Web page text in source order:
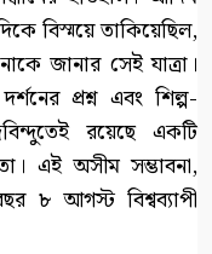
বিস্ময়ে তাকিয়েছিল,
জানার সেই যাত্রা।
প্রশ্ন এবং শিল্প-
রয়েছে একটি
এই অসীম সম্ভাবনা,
৮ আগস্ট বিশ্বব্যাপী